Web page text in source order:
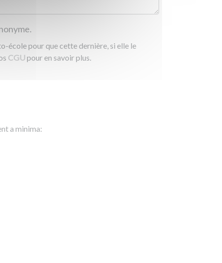
école pour que cette dernière, si elle le
CGUpour en savoir plus.
a minima: